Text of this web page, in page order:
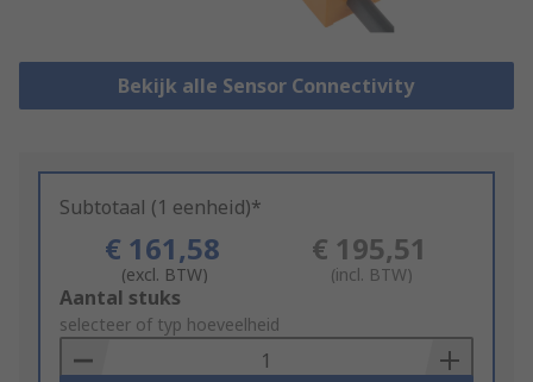
Bekijk alle Sensor Connectivity
Subtotaal (1 eenheid)*
€ 161,58
(excl. BTW)
€ 195,51
(incl. BTW)
Add
to
Basket
Aantal stuks
selecteer of typ hoeveelheid